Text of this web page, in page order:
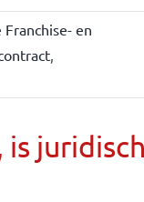
en
,